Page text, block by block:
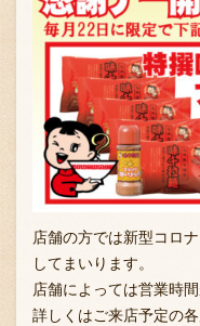
店舗の方では新型コロ
してまいります。
店舗によっては営業時
詳しくはご来店予定の